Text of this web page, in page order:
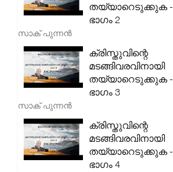
തയ്യാറെടുക്കുക -
ഭാഗം 2
സാക് പുന്നൻ
ക്രിസ്തുവിന്റെ
മടങ്ങിവരവിനായി
തയ്യാറെടുക്കുക -
ഭാഗം 3
സാക് പുന്നൻ
ക്രിസ്തുവിന്റെ
മടങ്ങിവരവിനായി
തയ്യാറെടുക്കുക -
ഭാഗം 4